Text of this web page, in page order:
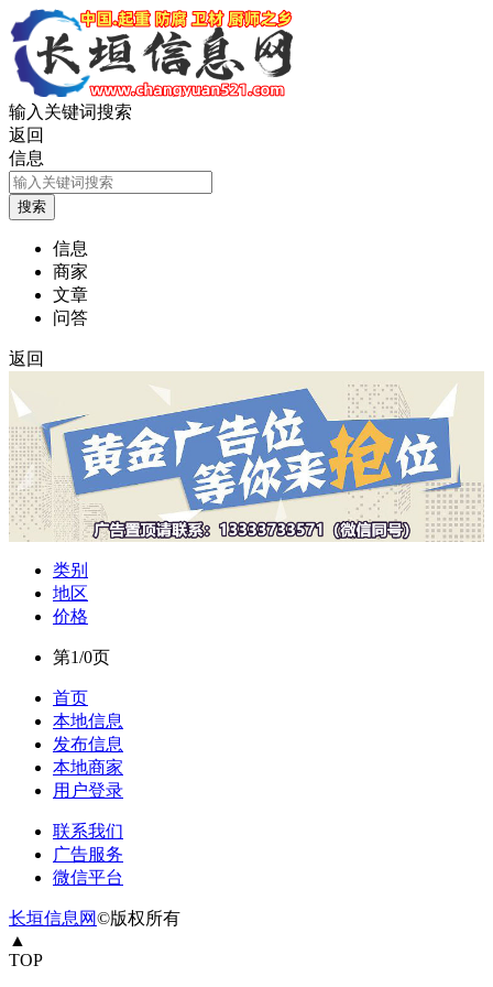
输入关键词搜索
返回
信息
信息
商家
文章
问答
返回
类别
地区
价格
第1/0页
首页
本地信息
发布信息
本地商家
用户登录
联系我们
广告服务
微信平台
长垣信息网©版权所有
▲
TOP